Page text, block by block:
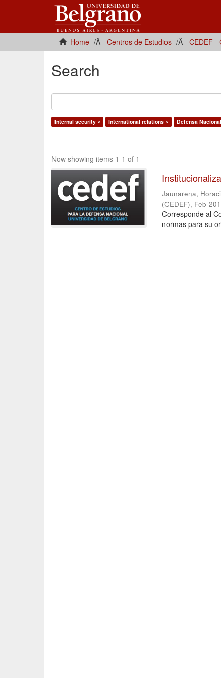
Home Centros de Estudios CEDEF -
Search
Internal security × International relations × Defensa
Now showing items 1-1 of 1
Jaunarena,
(CEDEF), Feb-
Corresponde al
normas para su